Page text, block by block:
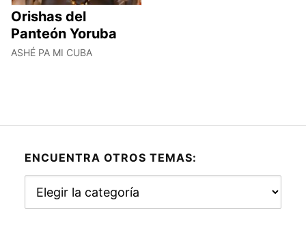
Orishas del
Panteón Yoruba
ASHÉ PA MI CUBA
ENCUENTRA OTROS TEMAS:
otros